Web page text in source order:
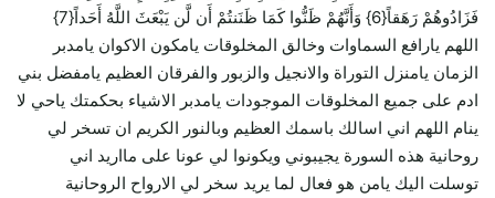
فَزَادُوهُمْ رَهَقاً{6} وَأَنَّهُمْ ظَنُّوا كَمَا ظَنَنتُمْ أَن لَّن يَبْعَثَ اللَّهُ أَحَداً{7}
اللهم يارافع السماوات وخالق المخلوقات يامكون الاكوان يامدبر
الزمان يامنزل التوراة والانجيل والزبور والفرقان العظيم يامفضل بني
ادم على جميع المخلوقات الموجودات يامدبر الاشياء بحكمتك ياحي لا
ينام اللهم اني اسالك باسمك العظيم وبالنور الكريم ان تسخر لي
روحانية هذه السورة يجيبوني ويكونوا لي عونا على مااريد اني
توسلت اليك يامن هو فعال لما يريد سخر لي الارواح الروحانية